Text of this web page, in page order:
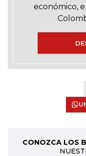
económico,
CONOZCA LOS